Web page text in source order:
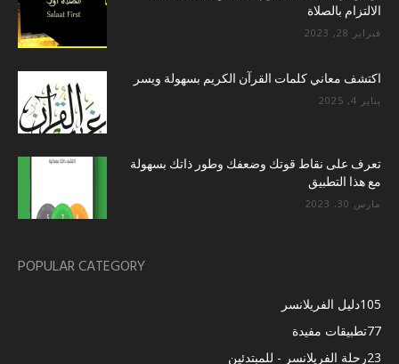
الالتزام بالصلاة
فبراير 28, 2023
اكتشف معاني كلمات القرآن الكريم بسهولة ويسر
يناير 4, 2025
تعرف على نقاط قوتك وضعفك وطور ذاتك بسهولة
مع هذا التطبيق
مارس 30, 2023
POPULAR CATEGORY
دليل الفريلانسر105
تطبيقات مفيدة77
رحلة الفريلانسر - للمبتدئين23